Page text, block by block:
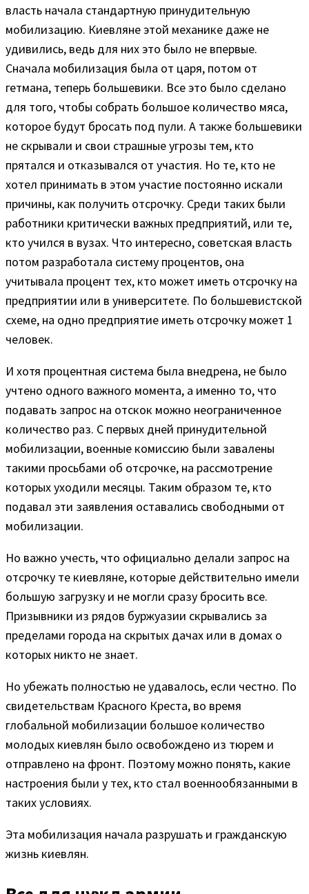
власть начала стандартную принудительную
мобилизацию. Киевляне этой механике даже не
удивились, ведь для них это было не впервые.
Сначала мобилизация была от царя, потом от
гетмана, теперь большевики. Все это было сделано
для того, чтобы собрать большое количество мяса,
которое будут бросать под пули. А также большевики
не скрывали и свои страшные угрозы тем, кто
прятался и отказывался от участия. Но те, кто не
хотел принимать в этом участие постоянно искали
причины, как получить отсрочку. Среди таких были
работники критически важных предприятий, или те,
кто учился в вузах. Что интересно, советская власть
потом разработала систему процентов, она
учитывала процент тех, кто может иметь отсрочку на
предприятии или в университете. По большевистской
схеме, на одно предприятие иметь отсрочку может 1
человек.
И хотя процентная система была внедрена, не было
учтено одного важного момента, а именно то, что
подавать запрос на отскок можно неограниченное
количество раз. С первых дней принудительной
мобилизации, военные комиссию были завалены
такими просьбами об отсрочке, на рассмотрение
которых уходили месяцы. Таким образом те, кто
подавал эти заявления оставались свободными от
мобилизации.
Но важно учесть, что официально делали запрос на
отсрочку те киевляне, которые действительно имели
большую загрузку и не могли сразу бросить все.
Призывники из рядов буржуазии скрывались за
пределами города на скрытых дачах или в домах о
которых никто не знает.
Но убежать полностью не удавалось, если честно. По
свидетельствам Красного Креста, во время
глобальной мобилизации большое количество
молодых киевлян было освобождено из тюрем и
отправлено на фронт. Поэтому можно понять, какие
настроения были у тех, кто стал военнообязанными в
таких условиях.
Эта мобилизация начала разрушать и гражданскую
жизнь киевлян.